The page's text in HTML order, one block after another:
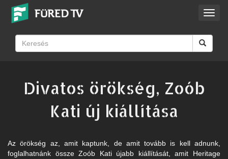
Divatos örökség, Zoób
Kati új kiállítása
Az örökség az, amit kaptunk, de amit tovább is kell adnunk,
foglalhatnánk össze Zoób Kati újabb kiállítását, amit Heritage